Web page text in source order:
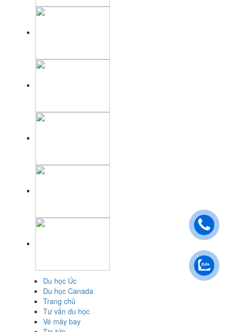
Du học Úc
Du học Canada
Trang chủ
Tư vấn du học
Vé máy bay